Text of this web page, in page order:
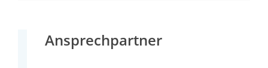
Ansprechpartner